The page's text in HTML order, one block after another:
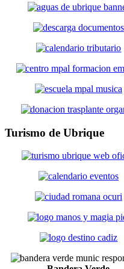
Turismo de Ubrique